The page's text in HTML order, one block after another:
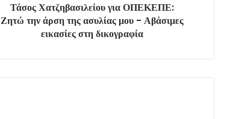
Τάσος Χατζηβασιλείου για ΟΠΕΚΕΠΕ:
Ζητώ την άρση της ασυλίας μου - Αβάσιμες
εικασίες στη δικογραφία